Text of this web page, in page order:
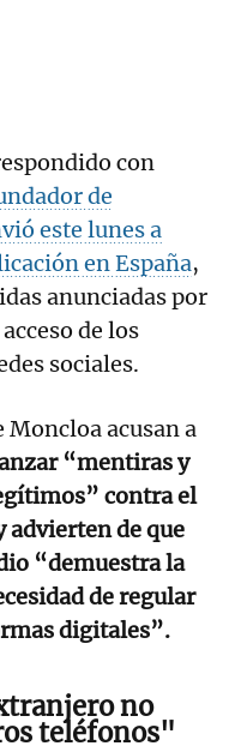
con
de
este lunes a
en España,
anunciadas por
de los
sociales.
Moncloa acusan a
“mentiras y
contra el
advierten de que
“demuestra la
de regular
digitales”.
no
teléfonos"